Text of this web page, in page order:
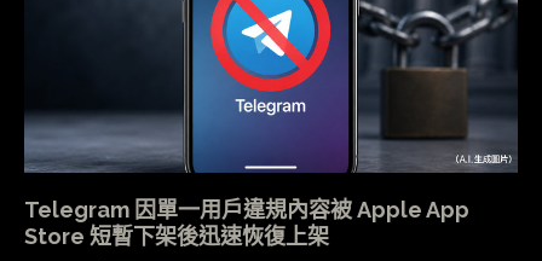
Telegram 因單一用戶違規內容被 Apple App
Store 短暫下架後迅速恢復上架